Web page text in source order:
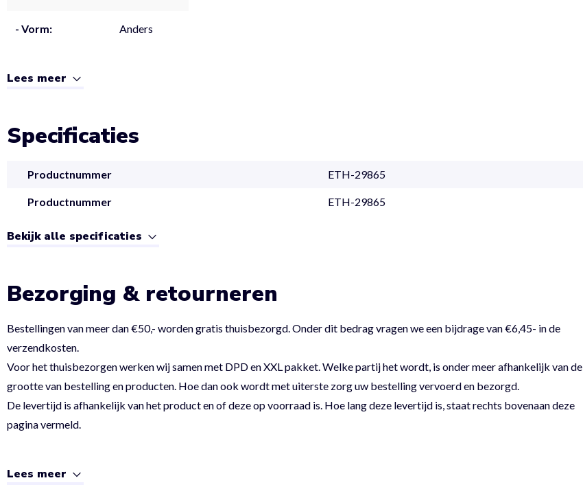
- Vorm: Anders
Lees meer
Specificaties
Productnummer ETH-29865
Productnummer ETH-29865
Bekijk alle specificaties
Bezorging & retourneren
Bestellingen van meer dan €50,- worden gratis thuisbezorgd. Onder dit bedrag vragen we een bijdrage van €6,45- in de
verzendkosten.
Voor het thuisbezorgen werken wij samen met DPD en XXL pakket. Welke partij het wordt, is onder meer afhankelijk van de
grootte van bestelling en producten. Hoe dan ook wordt met uiterste zorg uw bestelling vervoerd en bezorgd.
De levertijd is afhankelijk van het product en of deze op voorraad is. Hoe lang deze levertijd is, staat rechts bovenaan deze
pagina vermeld.
Lees meer